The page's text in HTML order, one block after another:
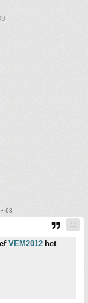
63
VEM2012 het